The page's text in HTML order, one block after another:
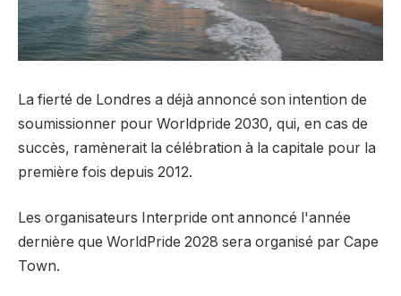
La fierté de Londres a déjà annoncé son intention de
soumissionner pour Worldpride 2030, qui, en cas de
succès, ramènerait la célébration à la capitale pour la
première fois depuis 2012.
Les organisateurs Interpride ont annoncé l'année
dernière que WorldPride 2028 sera organisé par Cape
Town.